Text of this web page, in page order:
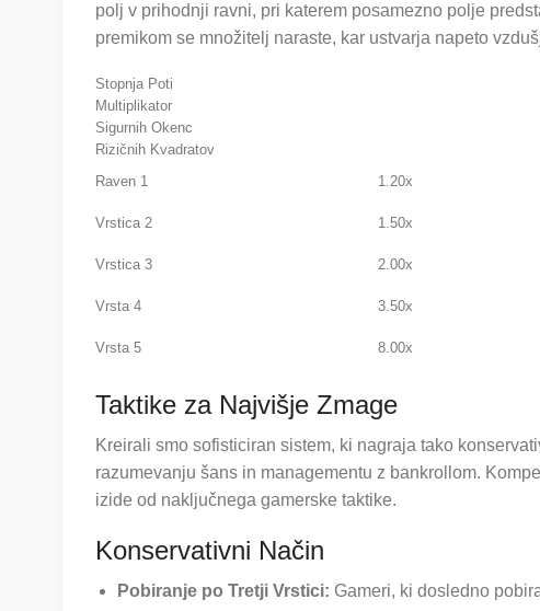
polj v prihodnji ravni, pri katerem posamezno polje
premikom se množitelj naraste, kar ustvarja napeto
Stopnja Poti
Multiplikator
Sigurnih Okenc
Rizičnih Kvadratov
Raven 1
1.20x
Vrstica 2 1.50x
Vrstica 3 2.00x
Vrsta 4 3.50x
Vrsta 5 8.00x
Taktike za Najvišje Zmage
Kreirali smo sofisticiran sistem, ki nagraja tako
razumevanju šans in managementu z bankrollom.
izide od naključnega gamerske taktike.
Konservativni Način
Pobiranje po Tretji Vrstici: Gameri, ki dosledno